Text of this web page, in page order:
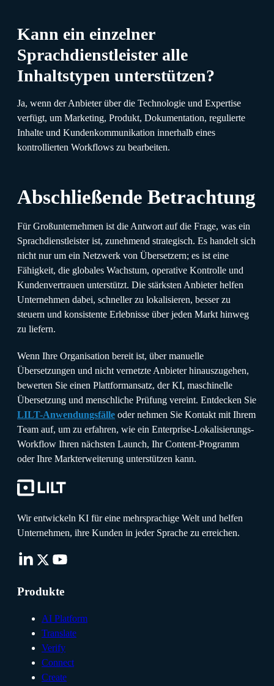
Kann ein einzelner
Sprachdienstleister alle
Inhaltstypen unterstützen?
Ja, wenn der Anbieter über die Technologie und Expertise
verfügt, um Marketing, Produkt, Dokumentation, regulierte
Inhalte und Kundenkommunikation innerhalb eines
kontrollierten Workflows zu bearbeiten.
Abschließende Betrachtung
Für Großunternehmen ist die Antwort auf die Frage, was ein
Sprachdienstleister ist, zunehmend strategisch. Es handelt sich
nicht nur um ein Netzwerk von Übersetzern; es ist eine
Fähigkeit, die globales Wachstum, operative Kontrolle und
Kundenvertrauen unterstützt. Die stärksten Anbieter helfen
Unternehmen dabei, schneller zu lokalisieren, besser zu
steuern und konsistente Erlebnisse über jeden Markt hinweg
zu liefern.
Wenn Ihre Organisation bereit ist, über manuelle
Übersetzungen und nicht vernetzte Anbieter hinauszugehen,
bewerten Sie einen Plattformansatz, der KI, maschinelle
Übersetzung und menschliche Prüfung vereint. Entdecken Sie
LILT-Anwendungsfälle oder nehmen Sie Kontakt mit Ihrem
Team auf, um zu erfahren, wie ein Enterprise-Lokalisierungs-
Workflow Ihren nächsten Launch, Ihr Content-Programm
oder Ihre Markterweiterung unterstützen kann.
Wir entwickeln KI für eine mehrsprachige Welt und helfen
Unternehmen, ihre Kunden in jeder Sprache zu erreichen.
Produkte
AI Platform
Translate
Verify
Connect
Create